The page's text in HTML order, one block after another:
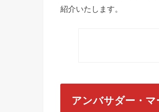
紹介いたします。
アンバサダー・